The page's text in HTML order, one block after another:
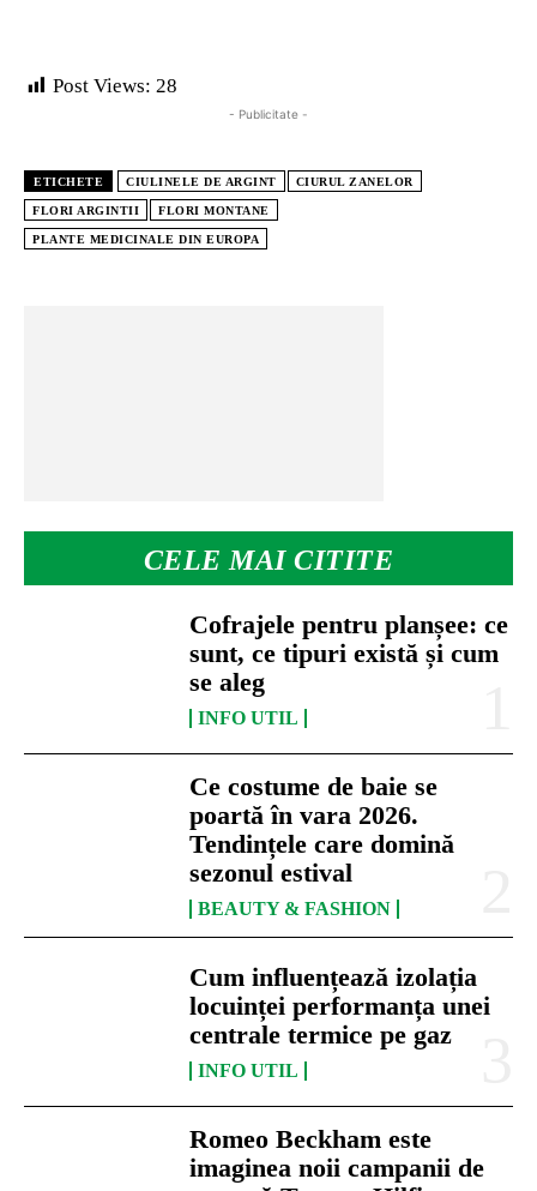
CELE MAI CITITE
Cofrajele pentru planșee: ce
sunt, ce tipuri există și cum
se aleg
INFO UTIL
Ce costume de baie se
poartă în vara 2026.
Tendințele care domină
sezonul estival
BEAUTY & FASHION
Cum influențează izolația
locuinței performanța unei
centrale termice pe gaz
INFO UTIL
Romeo Beckham este
imaginea noii campanii de
Post Views: 28
- Publicitate -
ETICHETE CIULINELE DE ARGINT CIURUL ZANELOR
FLORI ARGINTII FLORI MONTANE
PLANTE MEDICINALE DIN EUROPA